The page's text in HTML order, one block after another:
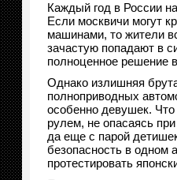
Каждый год в России
Если москвичи могут
машинами, то жители
зачастую попадают в
полноценное решение
Однако излишняя
полноприводных
особенно девушек.
рулем, не опасаясь
да еще с парой
безопасность в одном
протестировать